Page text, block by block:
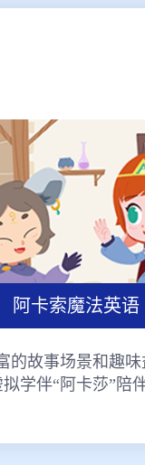
阿卡索魔法英语
的故事场景和趣
学伴“阿卡莎”陪